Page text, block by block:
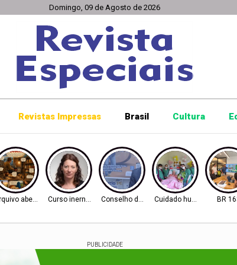
Domingo, 09 de Agosto de 2026
Revistas Impressas Brasil Cultura
aberto Curso inernacionalConselho de InovaçãoCuidado humanizado
BR
PUBLICIDADE